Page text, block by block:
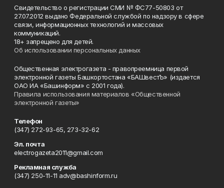
Свидетельство о регистрации СМИ № ФС77-50803 от
27.07.2012 выдано Федеральной службой по надзору в сфере
связи, информационных технологий и массовых
коммуникаций.
18+ запрещено для детей.
Об использовании персональных данных
Общественная электрогазета - правопреемница первой
электронной газеты Башкортостана «БАШвестЪ» (издается
ОАО ИА «Башинформ» с 2001 года).
Правила использования материалов «Общественной
электронной газеты»
Телефон
(347) 272-93-65, 273-32-62
Эл. почта
electrogazeta2011@gmail.com
Рекламная служба
(347) 250-11-11 adv@bashinform.ru